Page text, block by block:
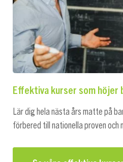
Effektiva kurser som höjer
Lär dig hela nästa års matte på
förbered till nationella proven och